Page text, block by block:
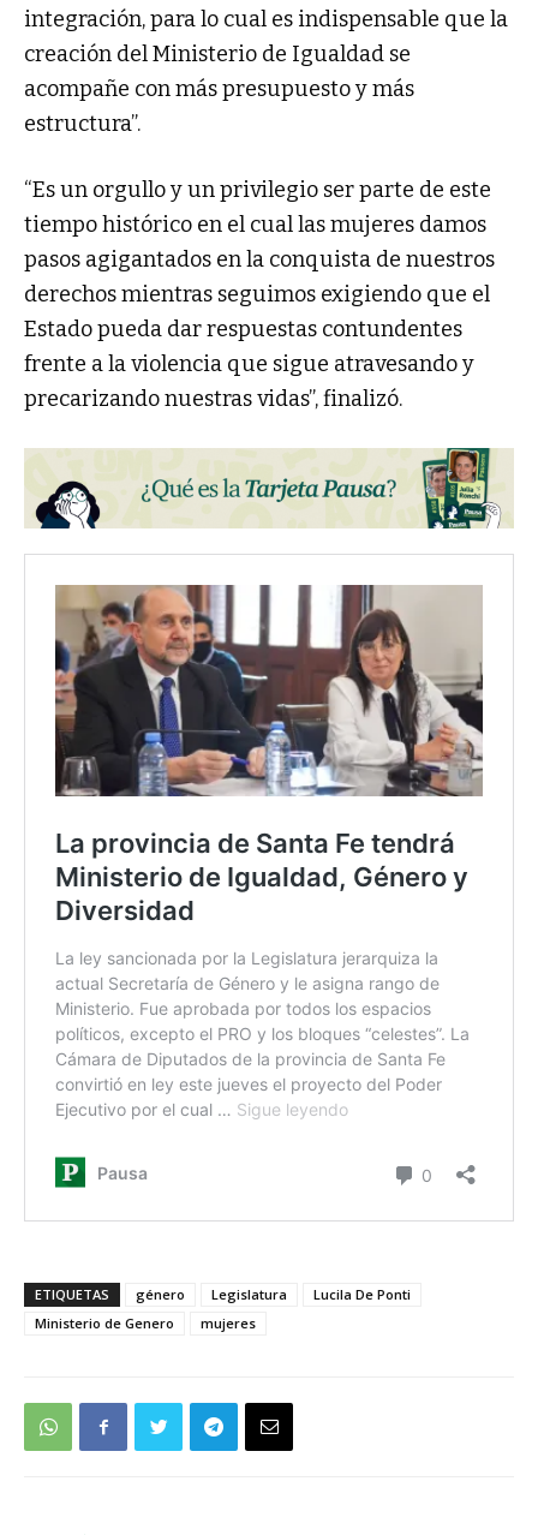
integración, para lo cual es indispensable que la
creación del Ministerio de Igualdad se
acompañe con más presupuesto y más
estructura”.
“Es un orgullo y un privilegio ser parte de este
tiempo histórico en el cual las mujeres damos
pasos agigantados en la conquista de nuestros
derechos mientras seguimos exigiendo que el
Estado pueda dar respuestas contundentes
frente a la violencia que sigue atravesando y
precarizando nuestras vidas”, finalizó.
ETIQUETAS género Legislatura
Lucila De Ponti
Ministerio de Genero
mujeres